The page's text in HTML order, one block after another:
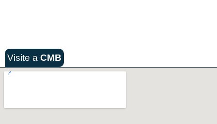
Visite a CMB